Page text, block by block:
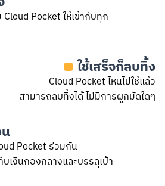
Pocket ให้เข้ากับทุก
ใช้เสร็จก็ลบทิ้ง
Cloud Pocket ไหนไม่ใช้แล้ว
สามารถลบทิ้งได้ ไม่มีการผูกมัดใดๆ
Pocket ร่วมกัน
เงินกองกลางและบรรลุเป้า